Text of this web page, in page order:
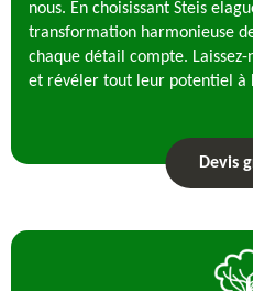
nous. En choisissant Steis
transformation harmonieuse
chaque détail compte.
et révéler tout leur potentiel à
Devis